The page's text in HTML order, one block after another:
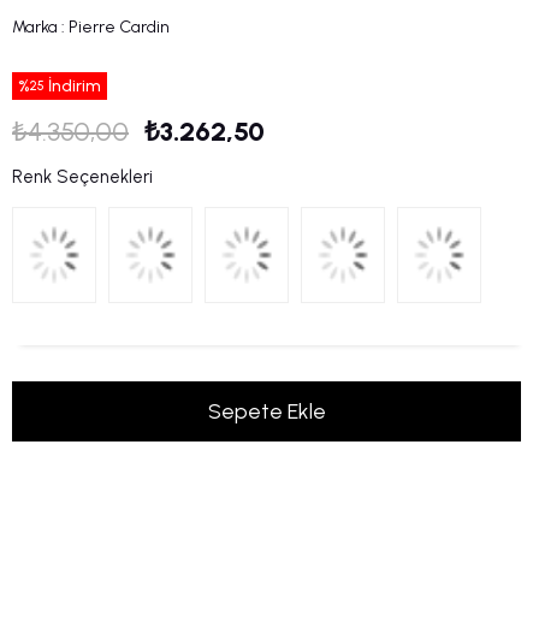
Marka : Pierre Cardin
%25 İndirim
₺4.350,00 ₺3.262,50
Renk Seçenekleri